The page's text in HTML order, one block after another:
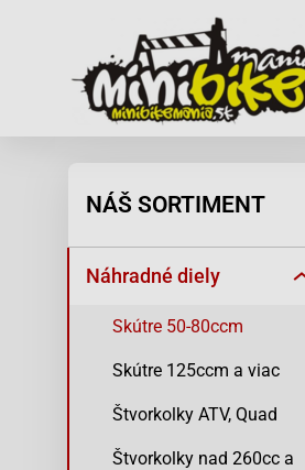
NÁŠ SORTIMENT
Náhradné diely
Skútre 50-80ccm
Skútre 125ccm a viac
Štvorkolky ATV, Quad
Štvorkolky nad 260cc a